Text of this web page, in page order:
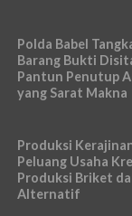
Polda Babel
Barang Bukti
Pantun Penutup
yang Sarat Makna
Produksi
Peluang Usaha
Produksi Briket
Alternatif